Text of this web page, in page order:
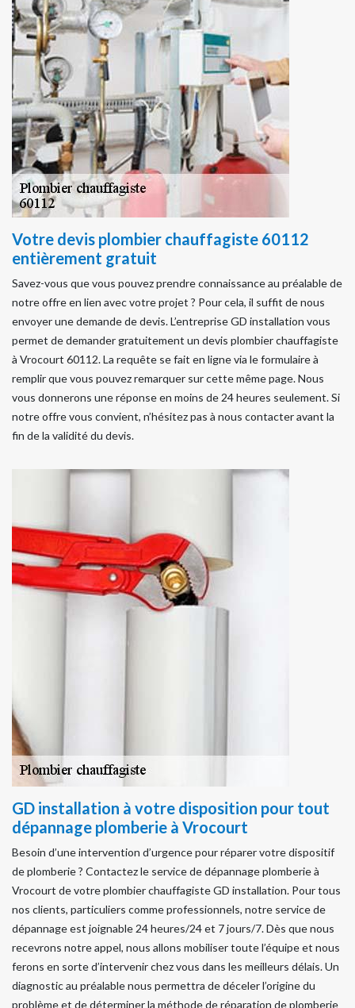
Votre devis plombier chauffagiste 60112
entièrement gratuit
Savez-vous que vous pouvez prendre connaissance au préalable de
notre offre en lien avec votre projet ? Pour cela, il suffit de nous
envoyer une demande de devis. L’entreprise GD installation vous
permet de demander gratuitement un devis plombier chauffagiste
à Vrocourt 60112. La requête se fait en ligne via le formulaire à
remplir que vous pouvez remarquer sur cette même page. Nous
vous donnerons une réponse en moins de 24 heures seulement. Si
notre offre vous convient, n’hésitez pas à nous contacter avant la
fin de la validité du devis.
GD installation à votre disposition pour tout
dépannage plomberie à Vrocourt
Besoin d’une intervention d’urgence pour réparer votre dispositif
de plomberie ? Contactez le service de dépannage plomberie à
Vrocourt de votre plombier chauffagiste GD installation. Pour tous
nos clients, particuliers comme professionnels, notre service de
dépannage est joignable 24 heures/24 et 7 jours/7. Dès que nous
recevrons notre appel, nous allons mobiliser toute l’équipe et nous
ferons en sorte d’intervenir chez vous dans les meilleurs délais. Un
diagnostic au préalable nous permettra de déceler l’origine du
problème et de déterminer la méthode de réparation de plomberie